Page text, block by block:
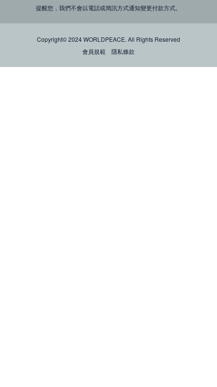
提醒您，我們不會以電話或簡訊方式通知變更付款方式。
Copyright© 2024 WORLDPEACE. All Rights Reserved
會員規範
隱私條款